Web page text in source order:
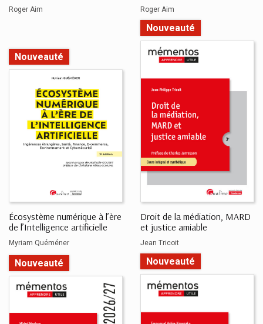
Roger Aim Roger Aim
Écosystème numérique à l’ère
de l’Intelligence artificielle
Myriam Quéméner
Nouveauté
Droit de la médiation, MARD
et justice amiable
Jean Tricoit
Nouveauté
Nouveauté Nouveauté